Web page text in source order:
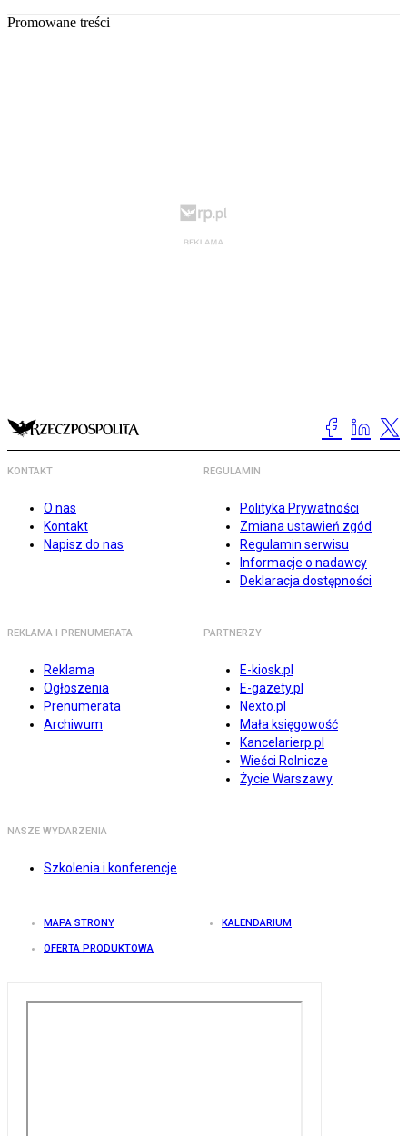
Promowane treści
KONTAKT
O nas
Kontakt
Napisz do nas
REGULAMIN
Polityka Prywatności
Zmiana ustawień zgód
Regulamin serwisu
Informacje o nadawcy
Deklaracja dostępności
REKLAMA I PRENUMERATA
Reklama
Ogłoszenia
Prenumerata
Archiwum
PARTNERZY
E-kiosk.pl
E-gazety.pl
Nexto.pl
Mała księgowość
Kancelarierp.pl
Wieści Rolnicze
Życie Warszawy
NASZE WYDARZENIA
Szkolenia i konferencje
MAPA STRONY KALENDARIUM
OFERTA PRODUKTOWA